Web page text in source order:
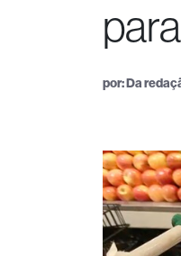
por:Da